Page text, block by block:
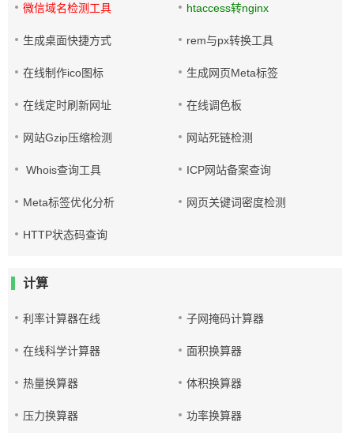
微信域名检测工具 htaccess转nginx
生成桌面快捷方式 rem与px转换工具
在线制作ico图标 生成网页Meta标签
在线定时刷新网址 在线调色板
网站Gzip压缩检测 网站死链检测
Whois查询工具 ICP网站备案查询
Meta标签优化分析 网页关键词密度检测
HTTP状态码查询
计算
利率计算器在线 子网掩码计算器
在线科学计算器 面积换算器
热量换算器 体积换算器
压力换算器 功率换算器